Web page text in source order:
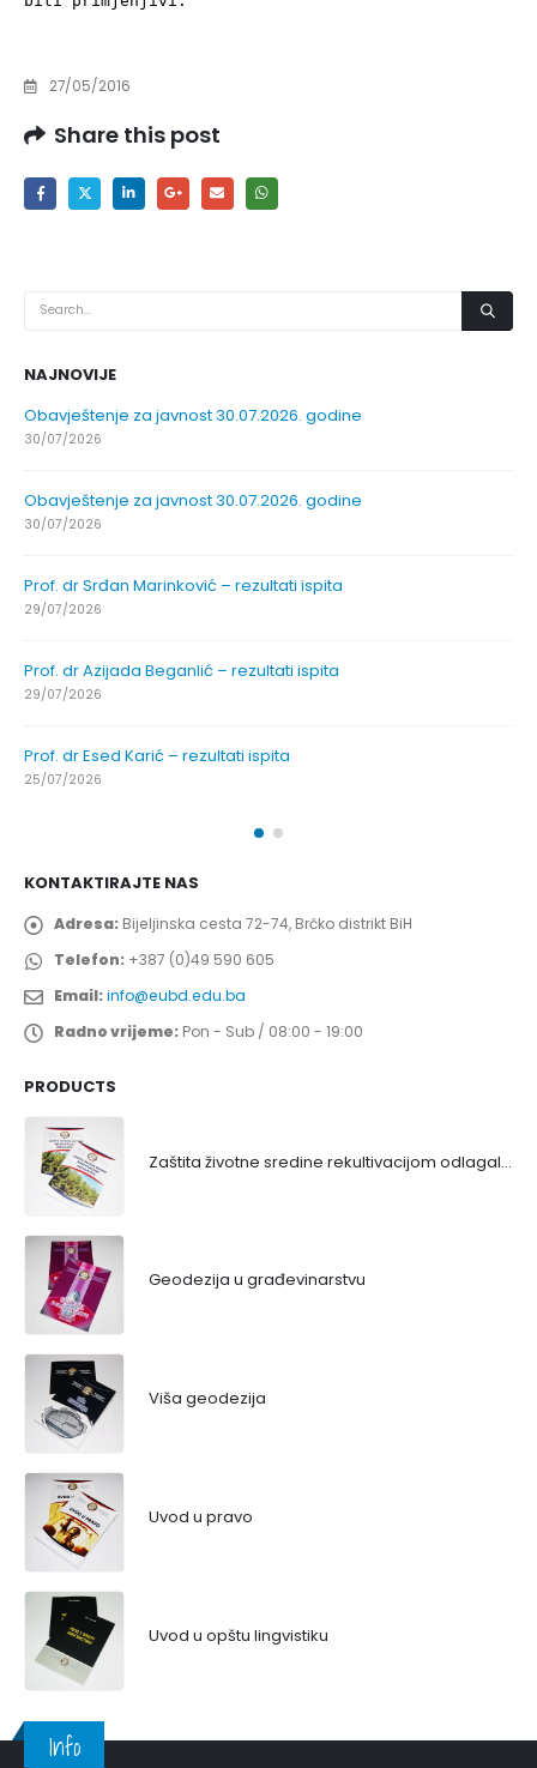
27/05/2016
Share this post
NAJNOVIJE
Obavještenje za javnost 30.07.2026. godine
30/07/2026
Obavještenje za javnost 30.07.2026. godine
30/07/2026
Prof. dr Srđan Marinković – rezultati ispita
29/07/2026
Prof. dr Azijada Beganlić – rezultati ispita
29/07/2026
Prof. dr Esed Karić – rezultati ispita
25/07/2026
KONTAKTIRAJTE NAS
Adresa: Bijeljinska cesta 72-74, Brčko distrikt BiH
Telefon: +387 (0)49 590 605
Email:info@eubd.edu.ba
Radno vrijeme: Pon - Sub / 08:00 - 19:00
PRODUCTS
Zaštita životne sredine rekultivacijom odlagališta
Geodezija u građevinarstvu
Viša geodezija
Uvod u pravo
Uvod u opštu lingvistiku
Info